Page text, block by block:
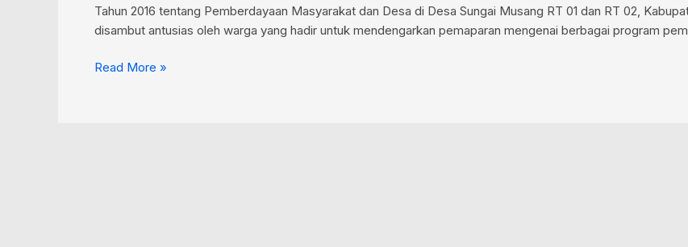
Tahun 2016 tentang Pemberdayaan Masyarakat dan Desa di Desa Sungai Musang RT 01 dan RT 02,
disambut antusias oleh warga yang hadir untuk mendengarkan pemaparan mengenai berbagai program
Read More »